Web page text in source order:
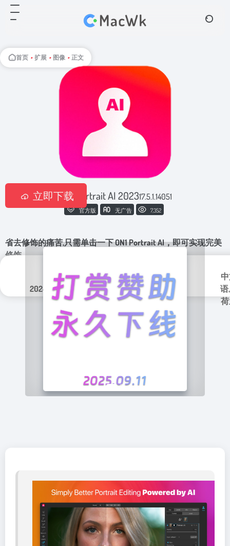
首页 • 扩展 • 图像 • 正文
ON1 Portrait AI 202317.5.1.14051
官方版 无广告 7,352
省去修饰的痛苦,只需单击一下 ON1 Portrait AI，即可实现完美
修饰。
更新日期：
2024年 3月 16日
分类标签：
图像
语
立即下载